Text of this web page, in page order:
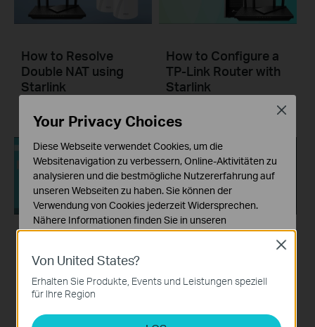
How to Resolve
Double NAT using
Starlink
How to Configure a
TP-Link Router with
Starlink
cannot access the
internet? - Using a
DSL modem and a
What should I do if I
internet? - Using a
cable modem and a
Von United States?
Erhalten Sie Produkte, Events und Leistungen speziell
für Ihre Region
Close
Your Privacy Choices
Diese Webseite verwendet Cookies, um die
Websitenavigation zu verbessern, Online-Aktivitäten zu
analysieren und die bestmögliche Nutzererfahrung auf
unseren Webseiten zu haben. Sie können der
Verwendung von Cookies jederzeit Widersprechen.
Nähere Informationen finden Sie in unseren
Datenschutzhinweisen.
Notwendige Cookies
erforderlich und können in Ihren Systemen nicht
Close